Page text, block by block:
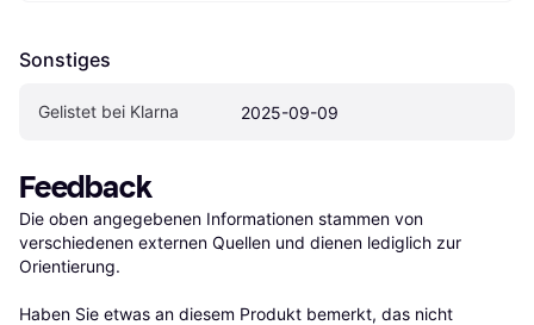
Sonstiges
Gelistet bei Klarna 2025-09-09
Feedback
Die oben angegebenen Informationen stammen von
verschiedenen externen Quellen und dienen lediglich zur
Orientierung.
Haben Sie etwas an diesem Produkt bemerkt, das nicht